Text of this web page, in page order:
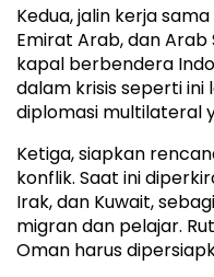
Kedua, jalin kerja
Emirat Arab, dan Arab
kapal berbendera
dalam krisis seperti
diplomasi multilateral
Ketiga, siapkan
konflik. Saat ini
Irak, dan Kuwait,
migran dan pelajar.
Oman harus